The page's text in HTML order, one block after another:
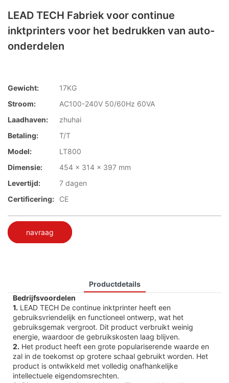
LEAD TECH Fabriek voor continue
inktprinters voor het bedrukken van auto-
onderdelen
Gewicht:
17KG
Stroom:
AC100-240V 50/60Hz 60VA
Laadhaven:
zhuhai
Betaling:
T/T
Model:
LT800
Dimensie:
454 x 314 x 397 mm
Levertijd:
7 dagen
Certificering:
CE
navraag
Productdetails
Bedrijfsvoordelen
1. LEAD TECH De continue inktprinter heeft een
gebruiksvriendelijk en functioneel ontwerp, wat het
gebruiksgemak vergroot. Dit product verbruikt weinig
energie, waardoor de gebruikskosten laag blijven.
2. Het product heeft een grote populariserende waarde en
zal in de toekomst op grotere schaal gebruikt worden. Het
product is ontwikkeld met volledig onafhankelijke
intellectuele eigendomsrechten.